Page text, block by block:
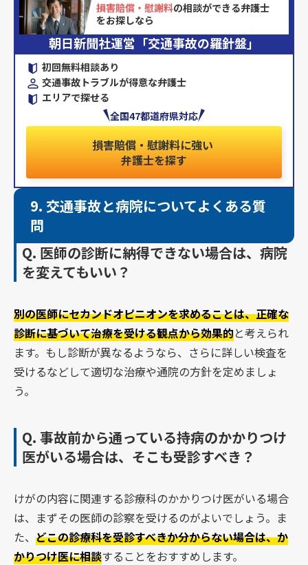
損害賠償・慰謝料の相談ができる弁護士
をお探しなら
朝日新聞社運営「交通事故の羅針盤」
初回無料相談あり
交通事故トラブルが得意な弁護士
エリアで探せる
全国47都道府県対応
損害賠償・慰謝料に強い
弁護士を探す
9. 交通事故と病院についてよくある質
問
Q. 医師の診断に納得できない場合は、病院
を変えてもいい？
別の医師にセカンドオピニオンを求めることは、正確な
診断に基づいて治療を受ける観点から効果的と考えられ
ます。もし診断が異なるようなら、さらに詳しい検査を
受けるなどして適切な治療や通院の方針を定めましょ
う。
Q. 事故前から通っている持病のかかりつけ
医がいる場合は、そこも受診すべき？
けがの内容に関連する診療科のかかりつけ医がいる場合
は、まずその医師の診察を受けるのがよいでしょう。ま
た、どこの診療科を受診すべきか分からない場合は、か
かりつけ医に相談することをおすすめします。